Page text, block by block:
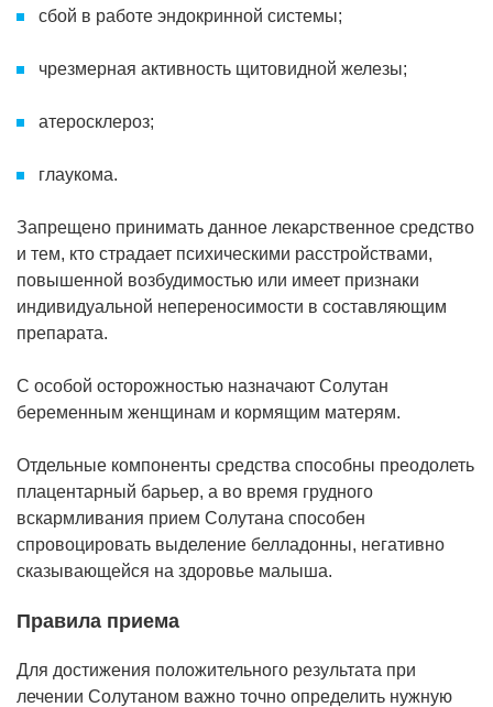
сбой в работе эндокринной системы;
чрезмерная активность щитовидной железы;
атеросклероз;
глаукома.
Запрещено принимать данное лекарственное средство
и тем, кто страдает психическими расстройствами,
повышенной возбудимостью или имеет признаки
индивидуальной непереносимости в составляющим
препарата.
С особой осторожностью назначают Солутан
беременным женщинам и кормящим матерям.
Отдельные компоненты средства способны преодолеть
плацентарный барьер, а во время грудного
вскармливания прием Солутана способен
спровоцировать выделение белладонны, негативно
сказывающейся на здоровье малыша.
Правила приема
Для достижения положительного результата при
лечении Солутаном важно точно определить нужную